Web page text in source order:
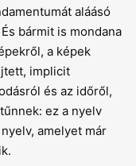
aláásó
bármit is mondana
a képek
implicit
és az időről,
ez a nyelv
amelyet már